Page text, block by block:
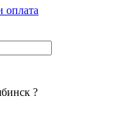
оплата
?